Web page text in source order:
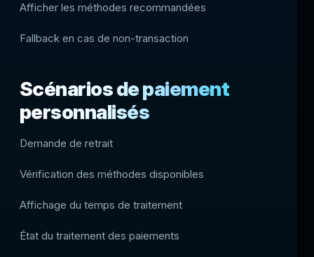
Afficher les méthodes recommandées
Fallback en cas de non-transaction
Scénarios de paiement
personnalisés
Demande de retrait
Vérification des méthodes disponibles
Affichage du temps de traitement
État du traitement des paiements